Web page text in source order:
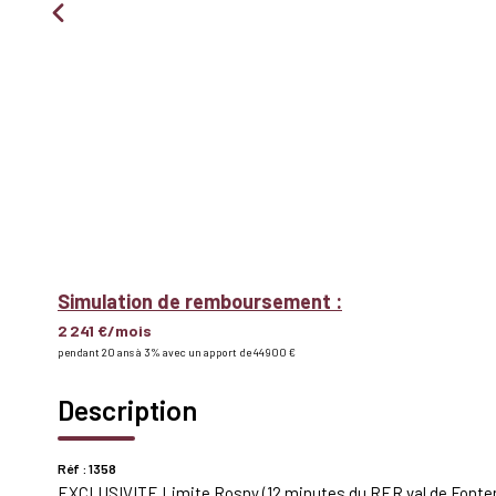
Simulation de remboursement :
2 241 €/mois
pendant 20 ans à 3% avec un apport de 44 900 €
Description
Réf : 1358